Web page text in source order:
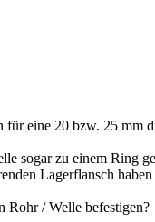
eine 20 bzw. 25 mm
sogar zu einem Ring
Lagerflansch
Rohr / Welle befestigen?